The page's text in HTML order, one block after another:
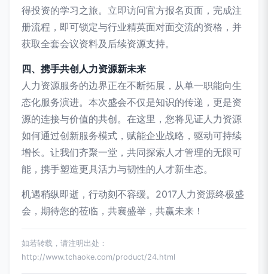
得投资的学习之旅。立即访问官方报名页面，完成注
册流程，即可锁定与行业精英面对面交流的资格，并
获取全套会议资料及后续资源支持。
四、携手共创人力资源新未来
人力资源服务的边界正在不断拓展，从单一职能向生
态化服务演进。本次盛会不仅是知识的传递，更是资
源的连接与价值的共创。在这里，您将见证人力资源
如何通过创新服务模式，赋能企业战略，驱动可持续
增长。让我们齐聚一堂，共同探索人才管理的无限可
能，携手塑造更具活力与韧性的人才新生态。
机遇稍纵即逝，行动刻不容缓。2017人力资源终极盛
会，期待您的莅临，共襄盛举，共赢未来！
如若转载，请注明出处：
http://www.tchaoke.com/product/24.html